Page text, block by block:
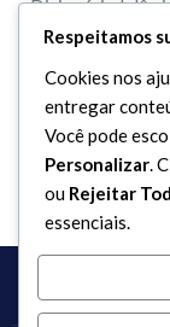
Dicionário
Downloads
Respeitamos
Cookies nos
entregar
Você pode
Personalizar.
ou Rejeitar
essenciais.